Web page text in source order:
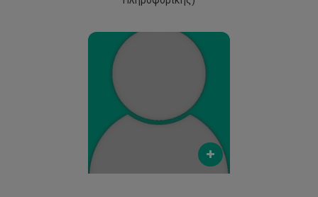
c.rodosthenous@cut.ac.cy